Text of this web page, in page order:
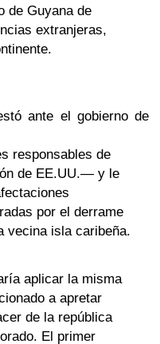
de Guyana de
extranjeras,
ante el gobierno de
responsables de
de EE.UU.— y le
por el derrame
vecina isla caribeña.
aplicar la misma
a apretar
de la república
El primer